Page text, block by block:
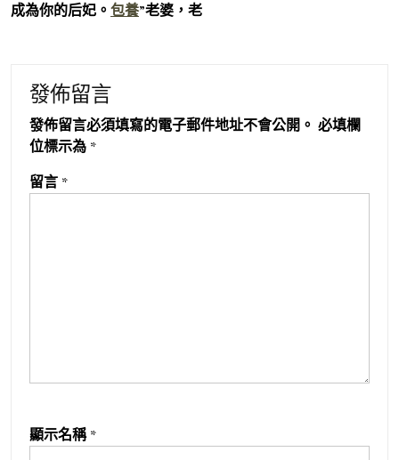
成為你的后妃。 包養”老婆，老
發佈留言
發佈留言必須填寫的電子郵件地址不會公開。 必填欄
位標示為 *
留言 *
顯示名稱 *